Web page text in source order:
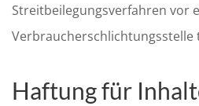
Streitbeilegungsverfahren vor
Verbraucherschlichtungsstelle
Haftung für